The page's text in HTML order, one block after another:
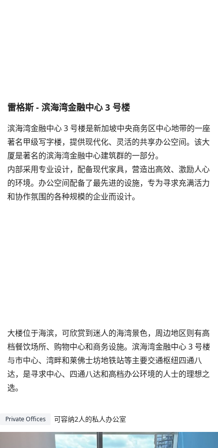
雷格斯 - 滨海湾金融中心 3 号楼
滨海湾金融中心 3 号楼是新加坡中央商务区中心地带的一座
著名甲级写字楼，提供现代化、灵活的共享办公空间。该大
厦是著名的滨海湾金融中心建筑群的一部分。
内部采用专业设计，配备现代家具，营造出高效、激励人心
的环境。办公空间配备了最先进的设施，专为寻求充满活力
和协作氛围的各种规模的企业而设计。
大楼位于海滨，可欣赏到迷人的海湾景色，周边地区则有高
档餐饮场所、购物中心和商务设施。滨海湾金融中心 3 号楼
与市中心、湾畔和莱佛士坊地铁站等主要交通枢纽四通八
达，是寻求中心、四通八达和高档办公环境的人士的理想之
选。
Private Offices 可容纳2人的私人办公室